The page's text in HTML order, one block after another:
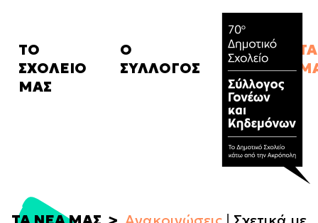
ΤΟ
ΣΧΟΛΕΙΟ
ΜΑΣ
Ιστορικό
Ο
ΣΥΛΛΟΓΟΣ
Καταστατικό
ΤΑ